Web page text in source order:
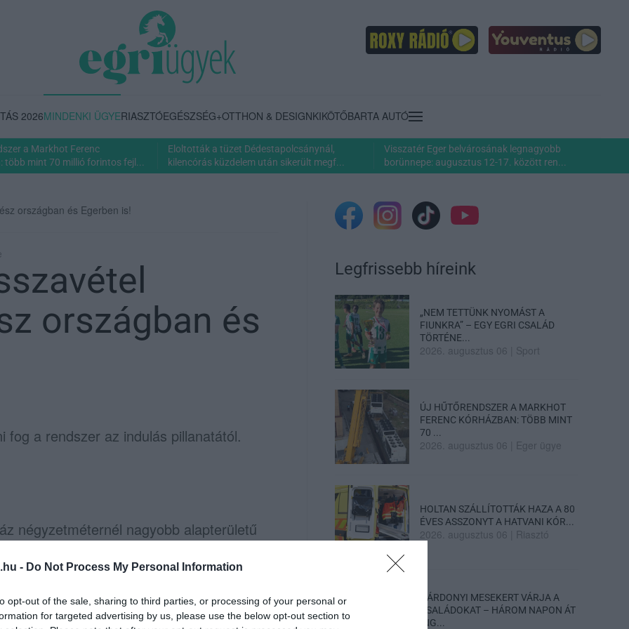
- Do Not Process My Personal Information
opt-out of the sale, sharing to third parties, or processing of your personal or
for targeted advertising by us, please use the below opt-out section to
2026MINDENKI ÜGYERIASZTÓEGÉSZSÉG+OTTHON & DESIGNKIKÖTŐBARTA AUTÓ
a Markhot Ferenc
több mint 70 millió forintos fejl...
Eloltották a tüzet Dédestapolcsánynál,
kilencórás küzdelem után sikerült megf...
Visszatér Eger belvárosának legnagyobb
borünnepe: augusztus 12-17. között ren...
országban és Egerben is!
országban és
fog a rendszer az indulás pillanatától.
négyzetméternél nagyobb alapterületű
a vásárlóktól. A felkészülésre jó,
még nincs, csak tervezet – írta meg
dömping időszakában kellene
ahol a boltban.
Legfrissebb híreink
„NEM TETTÜNK NYOMÁST A
FIUNKRA” – EGY EGRI CSALÁD
TÖRTÉNE...
2026. augusztus 06 Sport
ÚJ HŰTŐRENDSZER A MARKHOT
FERENC KÓRHÁZBAN: TÖBB MINT
70 ...
2026. augusztus 06 Eger ügye
HOLTAN SZÁLLÍTOTTÁK HAZA A 80
ÉVES ASSZONYT A HATVANI KÓR...
2026. augusztus 06 Riasztó
GÁRDONYI MESEKERT VÁRJA A
CSALÁDOKAT – HÁROM NAPON ÁT
ING...